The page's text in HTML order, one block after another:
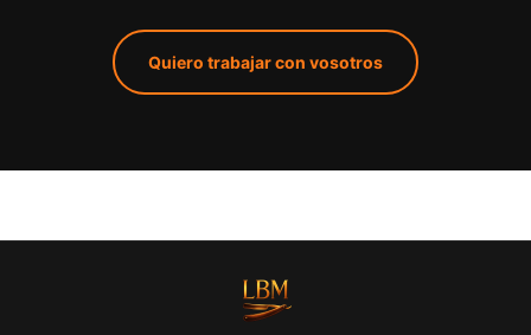
Quiero trabajar con vosotros